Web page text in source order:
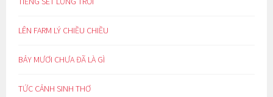
LÊN FARM LÝ CHIỀU CHIỀU
BẢY MƯƠI CHƯA ĐÃ LÀ GÌ
TỨC CẢNH SINH THƠ